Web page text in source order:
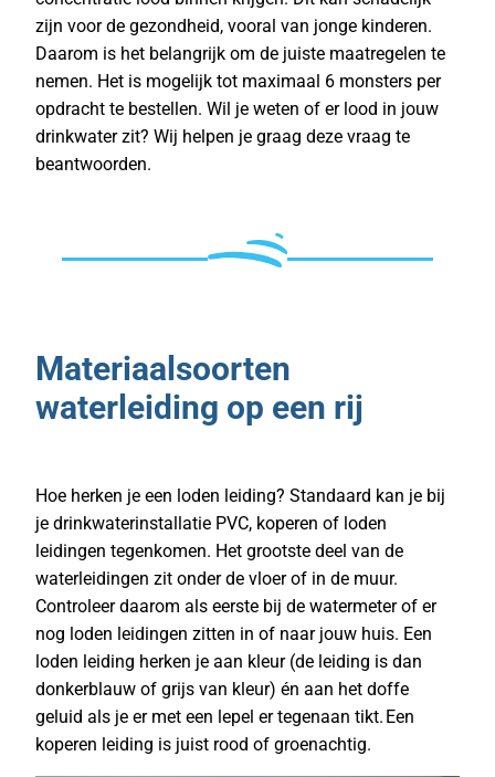
zijn voor de gezondheid, vooral van jonge kinderen.
Daarom is het belangrijk om de juiste maatregelen te
nemen. Het is mogelijk tot maximaal 6 monsters per
opdracht te bestellen. Wil je weten of er lood in jouw
drinkwater zit? Wij helpen je graag deze vraag te
beantwoorden.
Materiaalsoorten
waterleiding op een rij
Hoe herken je een loden leiding? Standaard kan je bij
je drinkwaterinstallatie PVC, koperen of loden
leidingen tegenkomen. Het grootste deel van de
waterleidingen zit onder de vloer of in de muur.
Controleer daarom als eerste bij de watermeter of er
nog loden leidingen zitten in of naar jouw huis. Een
loden leiding herken je aan kleur (de leiding is dan
donkerblauw of grijs van kleur) én aan het doffe
geluid als je er met een lepel er tegenaan tikt. Een
koperen leiding is juist rood of groenachtig.